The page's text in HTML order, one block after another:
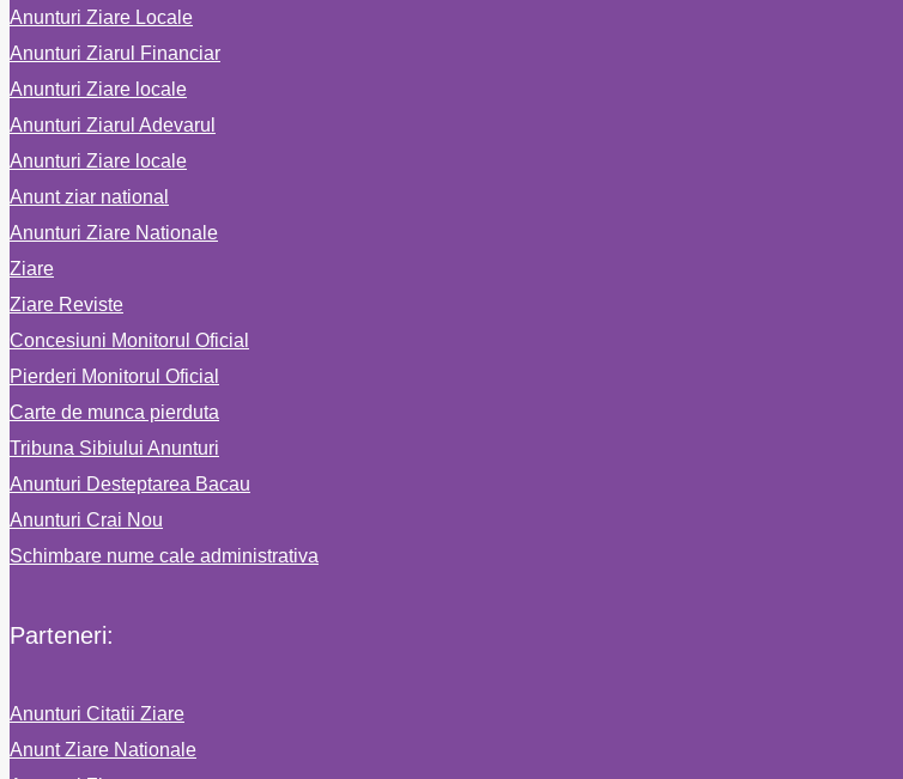
Anunturi Ziare Locale
Anunturi Ziarul Financiar
Anunturi Ziare locale
Anunturi Ziarul Adevarul
Anunturi Ziare locale
Anunt ziar national
Anunturi Ziare Nationale
Ziare
Ziare Reviste
Concesiuni Monitorul Oficial
Pierderi Monitorul Oficial
Carte de munca pierduta
Tribuna Sibiului Anunturi
Anunturi Desteptarea Bacau
Anunturi Crai Nou
Schimbare nume cale administrativa
Parteneri:
Anunturi Citatii Ziare
Anunt Ziare Nationale